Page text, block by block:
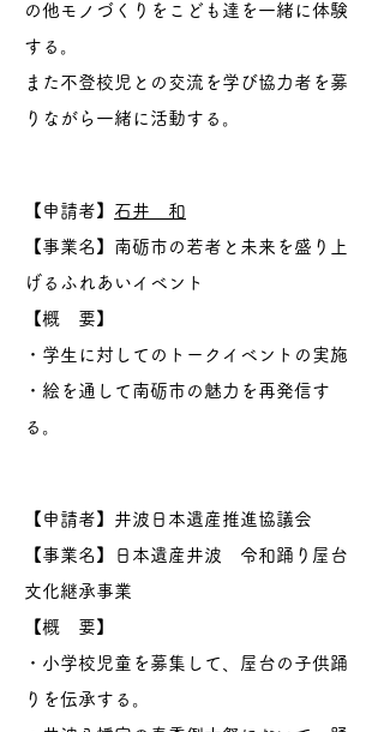
の他モノづくりをこども達を一緒に体験
する。
また不登校児との交流を学び協力者を募
りながら一緒に活動する。
【申請者】 石井 和
【事業名】南砺市の若者と未来を盛り上
げるふれあいイベント
【概 要】
・学生に対してのトークイベントの実施
・絵を通して南砺市の魅力を再発信す
る。
【申請者】井波日本遺産推進協議会
【事業名】日本遺産井波 令和踊り屋台
文化継承事業
【概 要】
・小学校児童を募集して、屋台の子供踊
りを伝承する。